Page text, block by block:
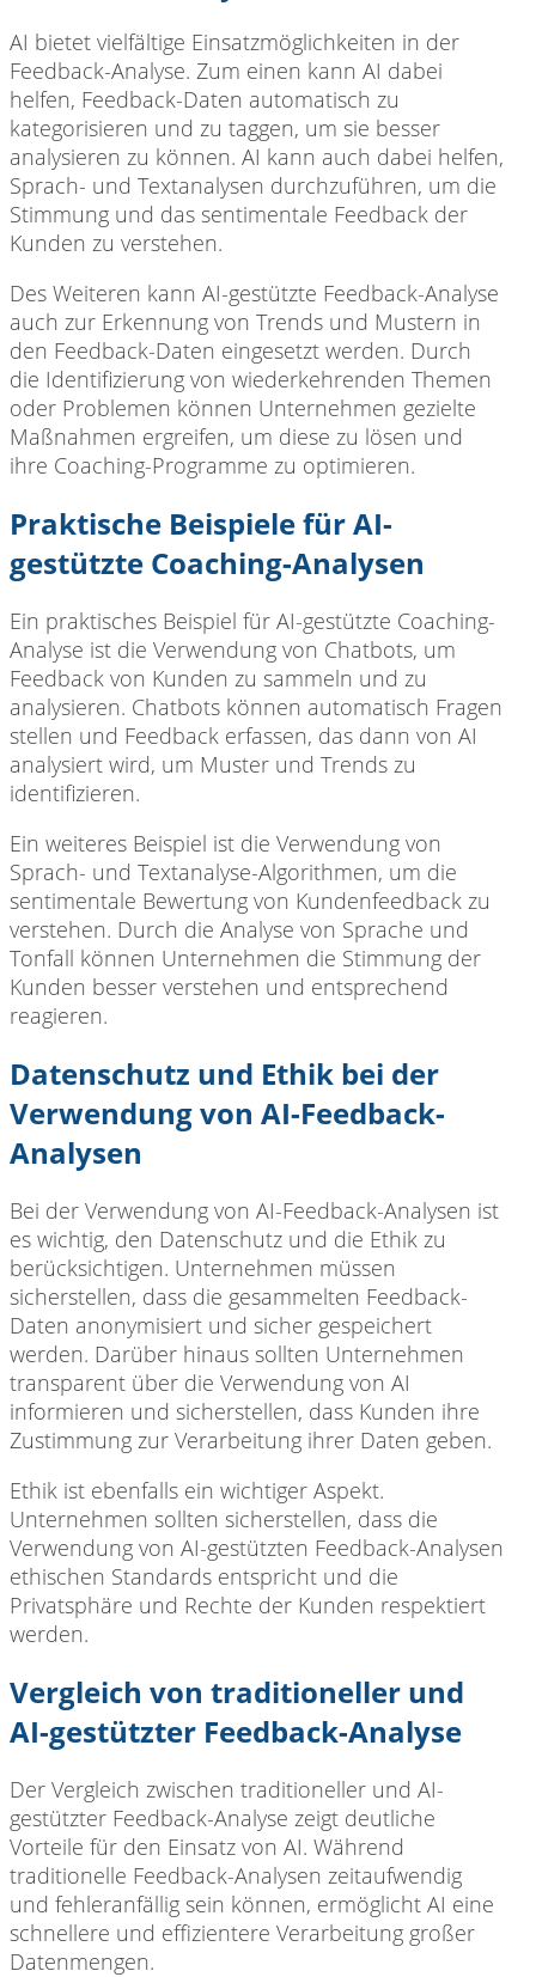
AI bietet vielfältige Einsatzmöglichkeiten in der
Feedback-Analyse. Zum einen kann AI dabei
helfen, Feedback-Daten automatisch zu
kategorisieren und zu taggen, um sie besser
analysieren zu können. AI kann auch dabei helfen,
Sprach- und Textanalysen durchzuführen, um die
Stimmung und das sentimentale Feedback der
Kunden zu verstehen.
Des Weiteren kann AI-gestützte Feedback-Analyse
auch zur Erkennung von Trends und Mustern in
den Feedback-Daten eingesetzt werden. Durch
die Identifizierung von wiederkehrenden Themen
oder Problemen können Unternehmen gezielte
Maßnahmen ergreifen, um diese zu lösen und
ihre Coaching-Programme zu optimieren.
Praktische Beispiele für AI-
gestützte Coaching-Analysen
Ein praktisches Beispiel für AI-gestützte Coaching-
Analyse ist die Verwendung von Chatbots, um
Feedback von Kunden zu sammeln und zu
analysieren. Chatbots können automatisch Fragen
stellen und Feedback erfassen, das dann von AI
analysiert wird, um Muster und Trends zu
identifizieren.
Ein weiteres Beispiel ist die Verwendung von
Sprach- und Textanalyse-Algorithmen, um die
sentimentale Bewertung von Kundenfeedback zu
verstehen. Durch die Analyse von Sprache und
Tonfall können Unternehmen die Stimmung der
Kunden besser verstehen und entsprechend
reagieren.
Datenschutz und Ethik bei der
Verwendung von AI-Feedback-
Analysen
Bei der Verwendung von AI-Feedback-Analysen ist
es wichtig, den Datenschutz und die Ethik zu
berücksichtigen. Unternehmen müssen
sicherstellen, dass die gesammelten Feedback-
Daten anonymisiert und sicher gespeichert
werden. Darüber hinaus sollten Unternehmen
transparent über die Verwendung von AI
informieren und sicherstellen, dass Kunden ihre
Zustimmung zur Verarbeitung ihrer Daten geben.
Ethik ist ebenfalls ein wichtiger Aspekt.
Unternehmen sollten sicherstellen, dass die
Verwendung von AI-gestützten Feedback-Analysen
ethischen Standards entspricht und die
Privatsphäre und Rechte der Kunden respektiert
werden.
Vergleich von traditioneller und
AI-gestützter Feedback-Analyse
Der Vergleich zwischen traditioneller und AI-
gestützter Feedback-Analyse zeigt deutliche
Vorteile für den Einsatz von AI. Während
traditionelle Feedback-Analysen zeitaufwendig
und fehleranfällig sein können, ermöglicht AI eine
schnellere und effizientere Verarbeitung großer
Datenmengen.